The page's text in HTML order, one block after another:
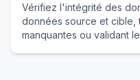
Vérifiez l'intégrité des
données source et cible,
manquantes ou validant